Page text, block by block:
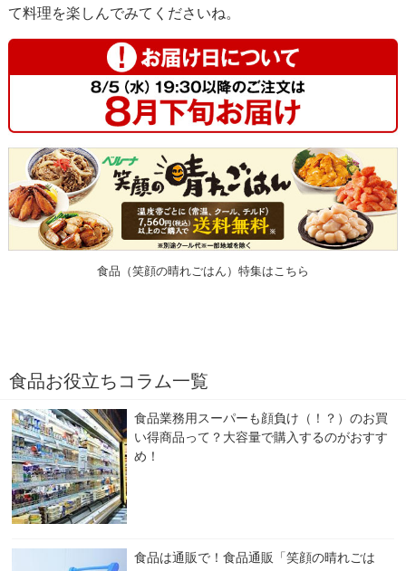
て料理を楽しんでみてくださいね。
食品（笑顔の晴れごはん）特集はこちら
食品お役立ちコラム一覧
食品業務用スーパーも顔負け（！？）のお買
い得商品って？大容量で購入するのがおすす
め！
食品は通販で！食品通販「笑顔の晴れごは